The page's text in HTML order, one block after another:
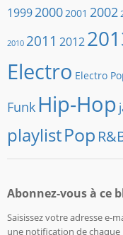
199920002001 2002
2010 2011 2012
Electro Electro
Funk Hip-Hop
playlistPop
Abonnez-vous à ce
Saisissez votre adresse e-
une notification de